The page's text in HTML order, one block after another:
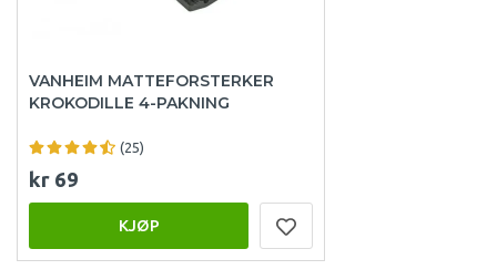
VANHEIM MATTEFORSTERKER
KROKODILLE 4-PAKNING
(25)
kr 69
KJØP